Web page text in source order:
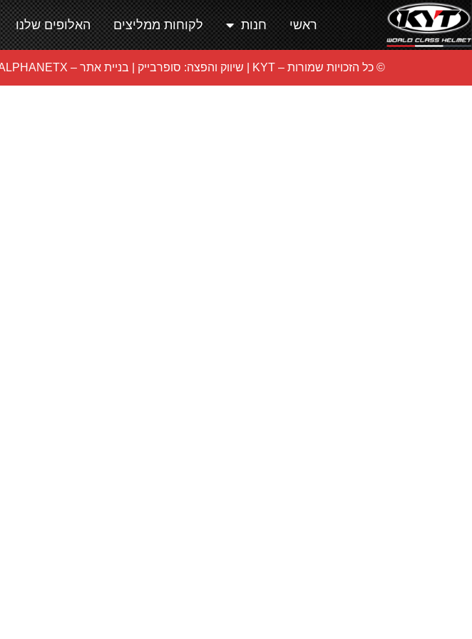
ראשי חנות לקוחות ממליצים האלופים שלנו
© כל הזכויות שמורות – KYT | שיווק והפצה: סופרבייק בניית אתר – ALPHANETX